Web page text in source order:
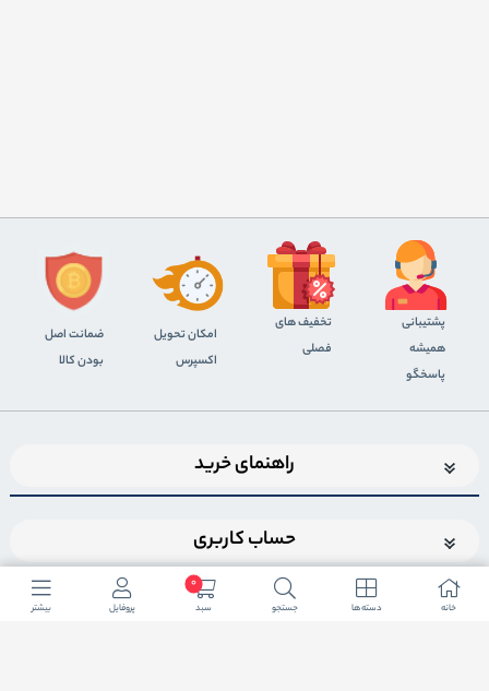
خانه دسته ها جستجو
0
سبد پروفایل بیشتر
پشتیبانی
همیشه
پاسخگو
تخفیف های
فصلی
اﻣﮑﺎن ﺗﺤﻮﯾﻞ
اﮐﺴﭙﺮس
ضمانت اصل
بودن کالا
راهنمای خرید
حساب کاربری